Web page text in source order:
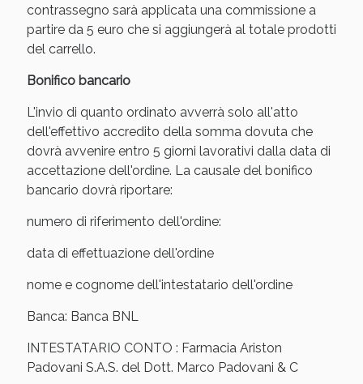
contrassegno sarà applicata una commissione a
partire da 5 euro che si aggiungerà al totale prodotti
del carrello.
Bonifico bancario
L'invio di quanto ordinato avverrà solo all'atto
dell'effettivo accredito della somma dovuta che
dovrà avvenire entro 5 giorni lavorativi dalla data di
accettazione dell'ordine. La causale del bonifico
bancario dovrà riportare:
numero di riferimento dell'ordine:
data di effettuazione dell'ordine
nome e cognome dell'intestatario dell'ordine
Banca: Banca BNL
INTESTATARIO CONTO : Farmacia Ariston
Padovani S.A.S. del Dott. Marco Padovani & C
Sconto fino al 55% disponibile oggi!